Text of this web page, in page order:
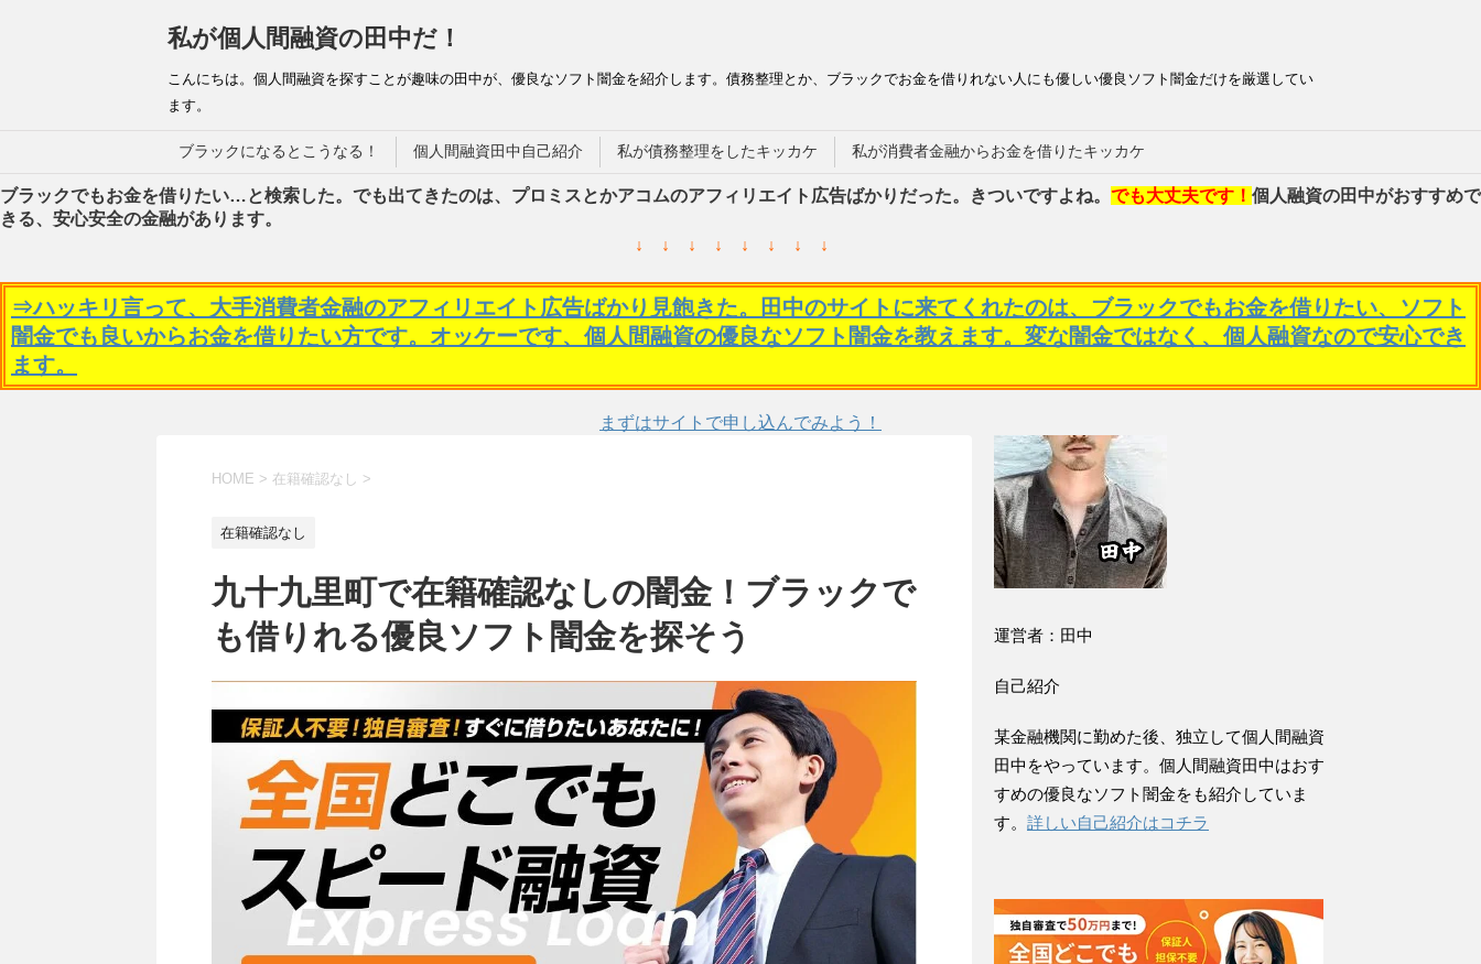
私が個人間融資の田中だ！
こんにちは。個人間融資を探すことが趣味の田中が、優良なソフト闇金を紹介します。債務整理とか、ブラックでお金を借りれない人にも優しい優良ソフト闇金だけを厳選してい
ます。
ブラックになるとこうなる！ 個人間融資田中自己紹介 私が債務整理をしたキッカケ 私が消費者金融からお金を借りたキッカケ
ブラックでもお金を借りたい…と検索した。でも出てきたのは、プロミスとかアコムのアフィリエイト広告ばかりだった。きついですよね。 でも大丈夫です！ 個人融資の田中がおすすめで
きる、安心安全の金融があります。
↓ ↓ ↓ ↓ ↓ ↓ ↓ ↓
⇒ハッキリ言って、大手消費者金融のアフィリエイト広告ばかり見飽きた。田中のサイトに来てくれたのは、ブラックでもお金を借りたい、ソフト
闇金でも良いからお金を借りたい方です。オッケーです、個人間融資の優良なソフト闇金を教えます。変な闇金ではなく、個人融資なので安心でき
ます。
まずはサイトで申し込んでみよう！
HOME > 在籍確認なし >
在籍確認なし
九十九里町で在籍確認なしの闇金！ブラックで
も借りれる優良ソフト闇金を探そう
運営者：田中
自己紹介
某金融機関に勤めた後、独立して個人間融資
田中をやっています。個人間融資田中はおす
すめの優良なソフト闇金をも紹介していま
す。 詳しい自己紹介はコチラ